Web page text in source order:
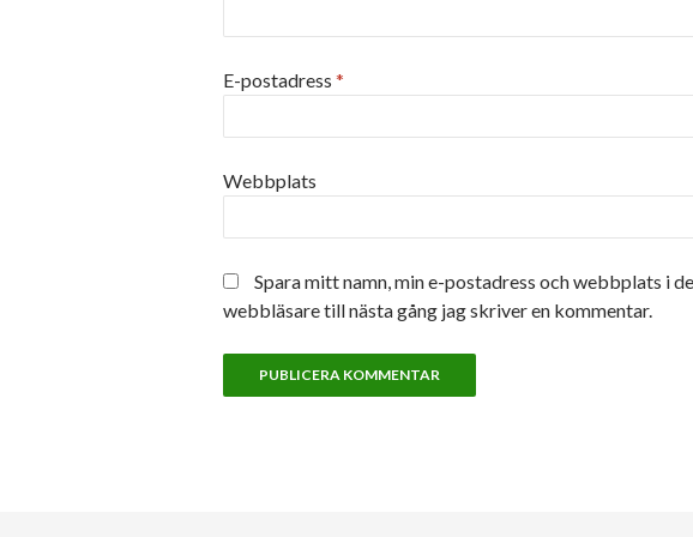
E-postadress *
Webbplats
Spara mitt namn, min e-postadress och webbplats i
webbläsare till nästa gång jag skriver en kommentar.